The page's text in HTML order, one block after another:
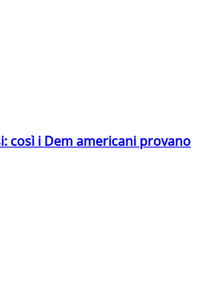
così i Dem americani provano